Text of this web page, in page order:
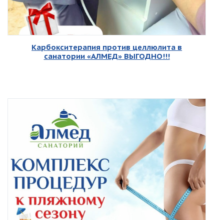
Карбокситерапия против целлюлита в
санатории «АЛМЕД» ВЫГОДНО!!!